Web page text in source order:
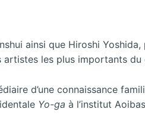
ainsi que Hiroshi
les plus importants du
d’une connaissance
Yo-ga à l’institut